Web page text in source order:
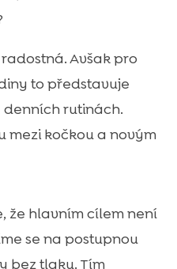
krokem: jak na první
soužití v prvních
která chrání
nátlaku
pohodu,
Avšak pro
to představuje
rutinách.
mezi kočkou a novým
že hlavním cílem není
se na postupnou
bez tlaku. Tím